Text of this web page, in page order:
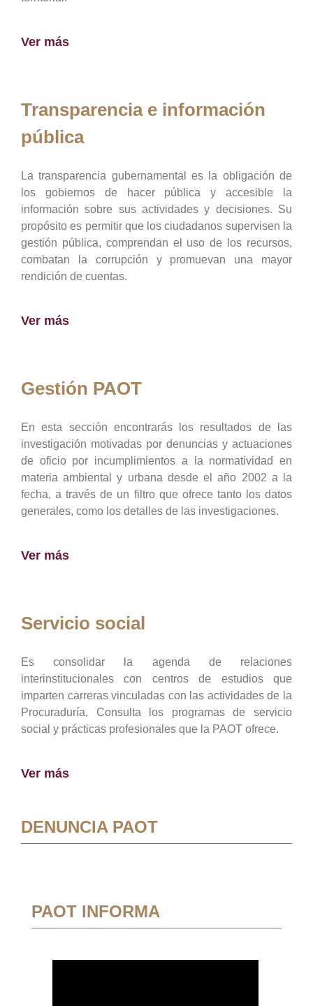
Ver más
Transparencia e información
pública
La transparencia gubernamental es la obligación de
los gobiernos de hacer pública y accesible la
información sobre sus actividades y decisiones. Su
propósito es permitir que los ciudadanos supervisen la
gestión pública, comprendan el uso de los recursos,
combatan la corrupción y promuevan una mayor
rendición de cuentas.
Ver más
Gestión PAOT
En esta sección encontrarás los resultados de las
investigación motivadas por denuncias y actuaciones
de oficio por incumplimientos a la normatividad en
materia ambiental y urbana desde el año 2002 a la
fecha, a través de un filtro que ofrece tanto los datos
generales, como los detalles de las investigaciones.
Ver más
Servicio social
Es consolidar la agenda de relaciones
interinstitucionales con centros de estudios que
imparten carreras vinculadas con las actividades de la
Procuraduría, Consulta los programas de servicio
social y prácticas profesionales que la PAOT ofrece.
Ver más
DENUNCIA PAOT
PAOT INFORMA